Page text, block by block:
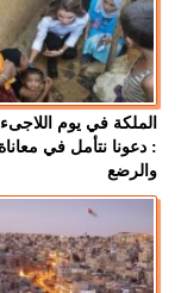
الملكة في يوم
: دعونا نتأمل في
والرضع